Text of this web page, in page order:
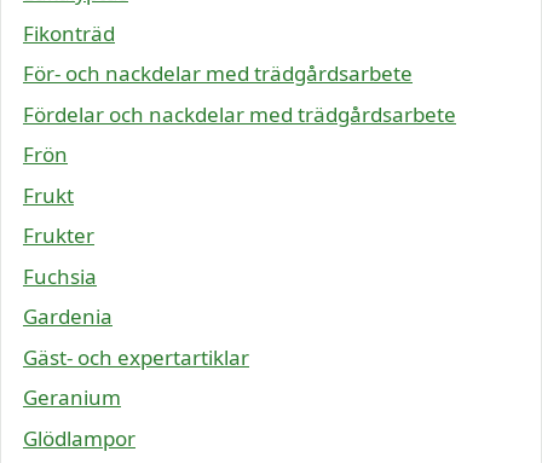
Fikonträd
För- och nackdelar med trädgårdsarbete
Fördelar och nackdelar med trädgårdsarbete
Frön
Frukt
Frukter
Fuchsia
Gardenia
Gäst- och expertartiklar
Geranium
Glödlampor